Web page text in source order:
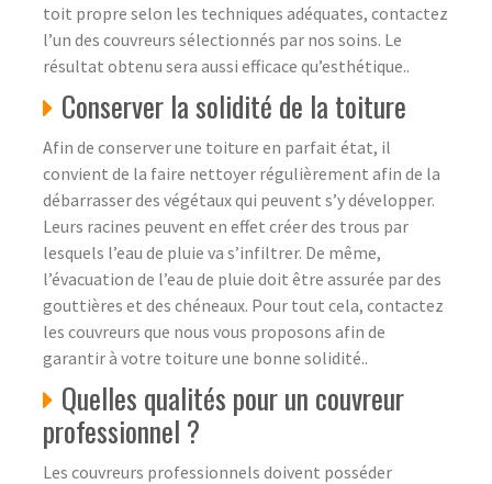
toit propre selon les techniques adéquates, contactez
l’un des couvreurs sélectionnés par nos soins. Le
résultat obtenu sera aussi efficace qu’esthétique..
Conserver la solidité de la toiture
Afin de conserver une toiture en parfait état, il
convient de la faire nettoyer régulièrement afin de la
débarrasser des végétaux qui peuvent s’y développer.
Leurs racines peuvent en effet créer des trous par
lesquels l’eau de pluie va s’infiltrer. De même,
l’évacuation de l’eau de pluie doit être assurée par des
gouttières et des chéneaux. Pour tout cela, contactez
les couvreurs que nous vous proposons afin de
garantir à votre toiture une bonne solidité..
Quelles qualités pour un couvreur
professionnel ?
Les couvreurs professionnels doivent posséder